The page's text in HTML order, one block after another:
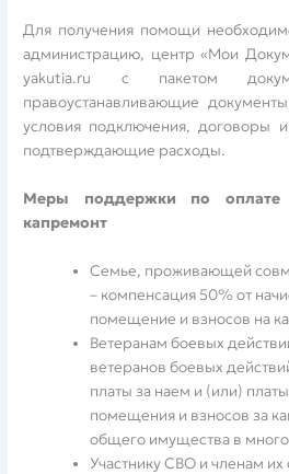
Для получения помощи
администрацию, центр «Мои
yakutia.ru с пакетом
правоустанавливающие
условия подключения, договоры
подтверждающие расходы.
Меры поддержки по
капремонт
Семье, проживающей
– компенсация 50% от
помещение и взносов на
Ветеранам боевых
ветеранов боевых
платы за наем и (или)
помещения и взносов за
общего имущества в
Участнику СВО и членам